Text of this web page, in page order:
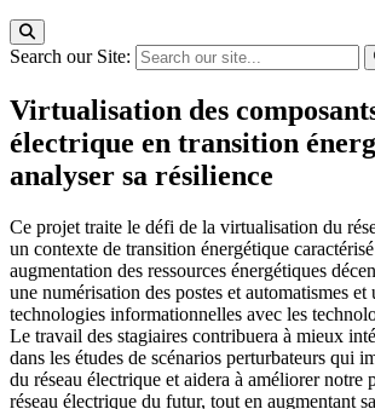
Search our Site:
Virtualisation des
électrique en transition
analyser sa résilience
Ce projet traite le défi de la virtualisation du
un contexte de transition énergétique
augmentation des ressources énergétiques
une numérisation des postes et automatismes et
technologies informationnelles avec les
Le travail des stagiaires contribuera à mieux
dans les études de scénarios perturbateurs qui
du réseau électrique et aidera à améliorer notre
réseau électrique du futur, tout en augmentant